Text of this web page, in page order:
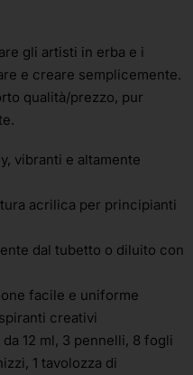
gli artisti in erba e i
e creare semplicemente.
qualità/prezzo, pur
vibranti e altamente
acrilica per principianti
dal tubetto o diluito con
facile e uniforme
creativi
12 ml, 3 pennelli, 8 fogli
1 tavolozza di